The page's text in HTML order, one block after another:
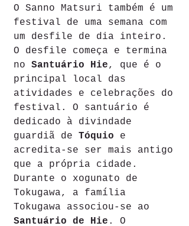
O Sanno Matsuri também é um
festival de uma semana com
um desfile de dia inteiro.
O desfile começa e termina
no Santuário Hie, que é o
principal local das
atividades e celebrações do
festival. O santuário é
dedicado à divindade
guardiã de Tóquio e
acredita-se ser mais antigo
que a própria cidade.
Durante o xogunato de
Tokugawa, a família
Tokugawa associou-se ao
Santuário de Hie . O